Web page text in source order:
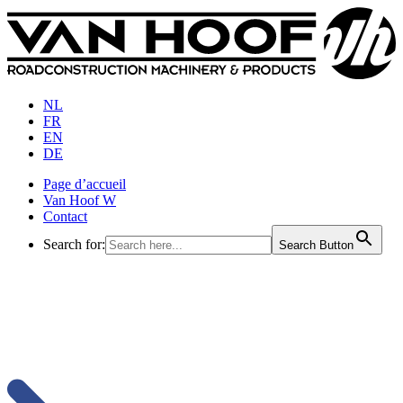
NL
FR
EN
DE
Page d’accueil
Van Hoof W
Contact
Search for:
Search Button